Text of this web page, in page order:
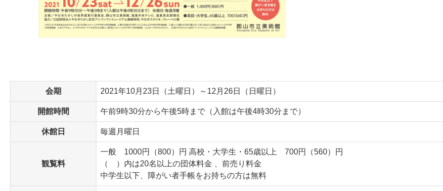
会期 2021年10月23日（土曜日）～12月26日（日曜日）
開館時間 午前9時30分から午後5時まで（入館は午後4時30分まで）
休館日 毎週月曜日
観覧料
一般 1000円（800）円 高校・大学生・65歳以上 700円（560）円
（ ）内は20名以上の団体料金 、前売り料金
中学生以下、障がい者手帳をお持ちの方は無料